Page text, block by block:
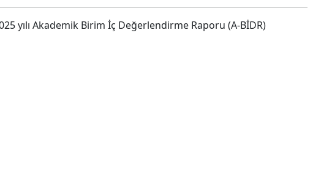
yılı Akademik Birim İç Değerlendirme Raporu (A-BİDR)